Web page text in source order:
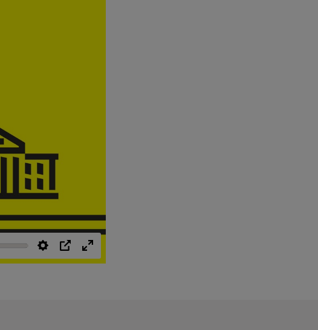
Einstellungen
PIP Vollbild